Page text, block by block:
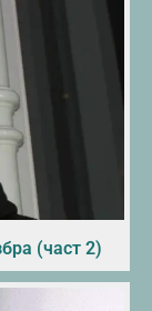
(част 2)